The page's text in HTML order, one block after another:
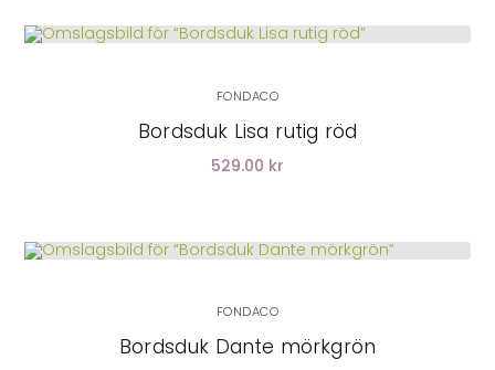
LÄGG I VARUKORG
FONDACO
Bordsduk Lisa rutig röd
529.00 kr
FONDACO
Bordsduk Dante mörkgrön